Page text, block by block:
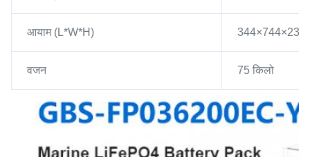
आयाम (L*W*H) 344×744×235
वजन 75 किलो